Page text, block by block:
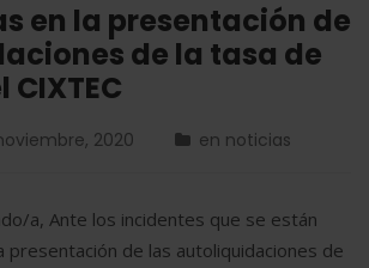
en la presentación de
de la tasa de
2020 en noticias
a, Ante los incidentes que se están
presentación de las autoliquidaciones de